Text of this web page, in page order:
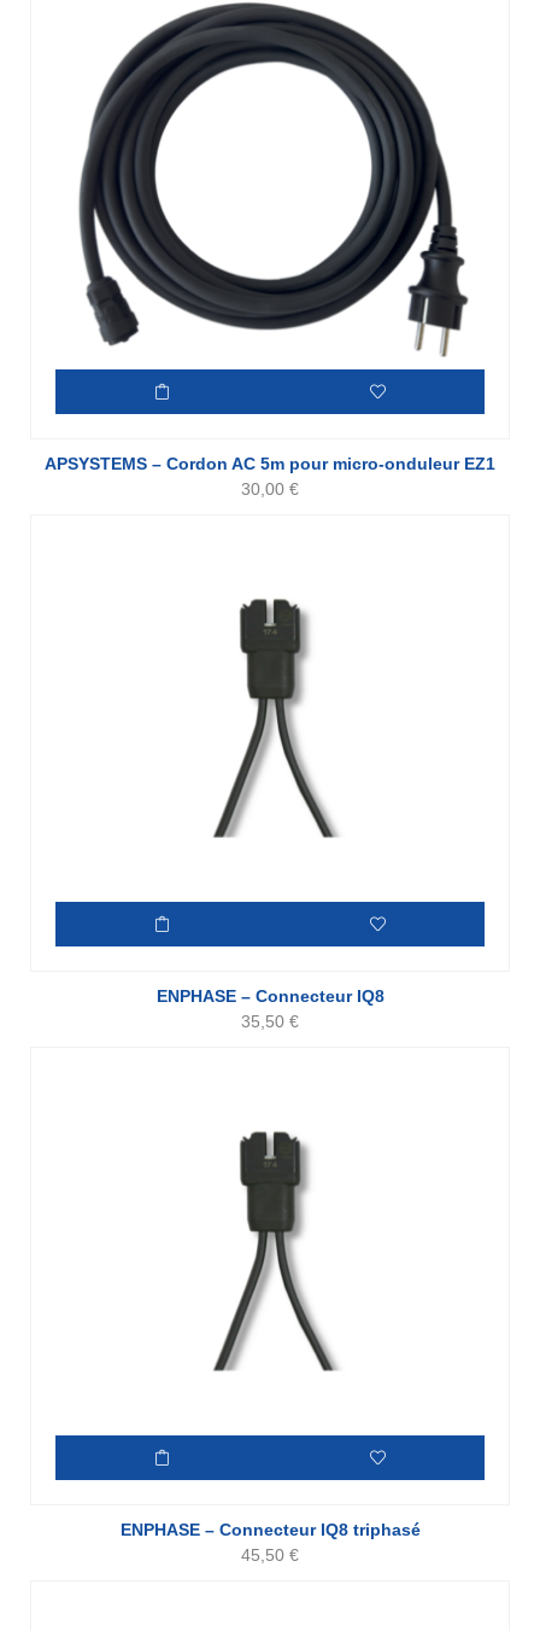
APSYSTEMS – Cordon AC 5m pour micro-onduleur EZ1
30,00 €
ENPHASE – Connecteur IQ8
35,50 €
ENPHASE – Connecteur IQ8 triphasé
45,50 €